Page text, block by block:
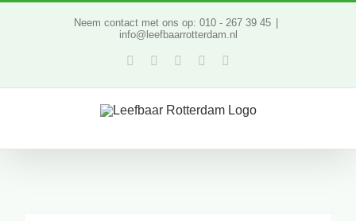
Neem contact met ons op: 010 - 267 39 45
info@leefbaarrotterdam.nl
Facebook
TwitterYouTubeLinkedIn